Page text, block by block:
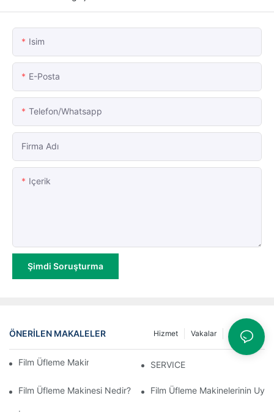
Isim
E-Posta
Telefon/whatsapp
Firma Adı
Içerik
Şimdi Soruşturma
ÖNERILEN MAKALELER Haberler
Vakalar
Hizmet
Film Üfleme Makinesi Bakım NoktalarıSERVICE
Film Üfleme Makinesi Nedir? Film Üfleme Makinelerinin